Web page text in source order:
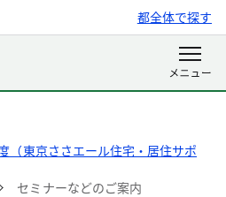
都全体で探す
（東京ささエール住宅・居住サポ
セミナーなどのご案内